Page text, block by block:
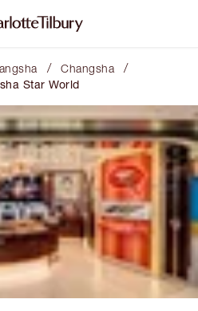
/ Changsha /
Star World